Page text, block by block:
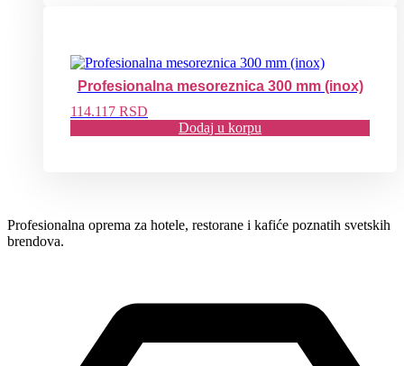
Profesionalna mesoreznica 300 mm (inox)
114.117 RSD
Dodaj u korpu
Profesionalna oprema za hotele, restorane i kafiće poznatih svetskih
brendova.